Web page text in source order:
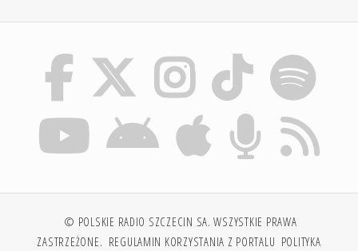
© POLSKIE RADIO SZCZECIN SA. WSZYSTKIE PRAWA
ZASTRZEŻONE. REGULAMIN KORZYSTANIA Z PORTALU POLITYKA